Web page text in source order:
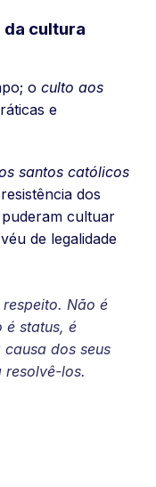
cultura
o culto aos
e
santos católicos
dos
cultuar
de legalidade
Não é
é status, é
dos seus
los.